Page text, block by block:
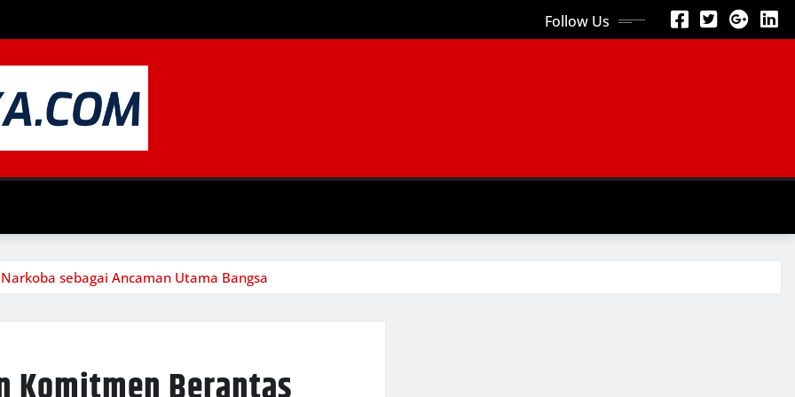
Follow Us
sebagai Ancaman Utama Bangsa